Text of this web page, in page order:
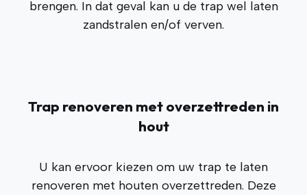
brengen. In dat geval kan u de trap wel laten
zandstralen en/of verven.
Trap renoveren met overzettreden in
hout
U kan ervoor kiezen om uw trap te laten
renoveren met houten overzettreden. Deze